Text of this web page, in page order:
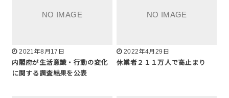
2021年8月17日
内閣府が生活意識・行動の変化
に関する調査結果を公表
2022年4月29日
休業者２１１万人で高止まり